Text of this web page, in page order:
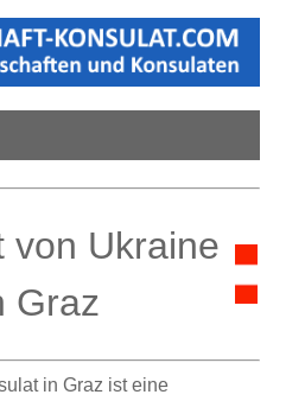
von Ukraine
Graz
in Graz ist eine